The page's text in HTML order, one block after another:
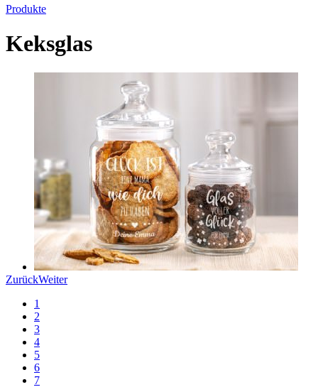
Produkte
Keksglas
ZurückWeiter
1
2
3
4
5
6
7